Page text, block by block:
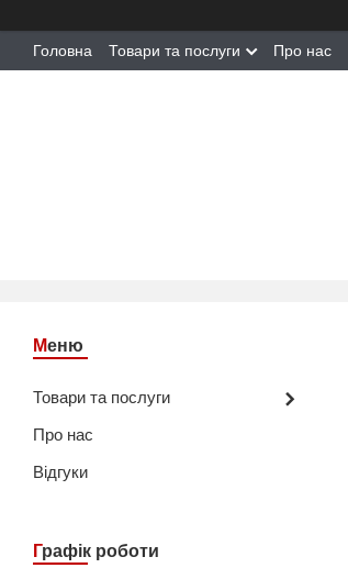
Головна Товари та послуги Про нас
Товари та послуги
Про нас
Відгуки
Графік роботи